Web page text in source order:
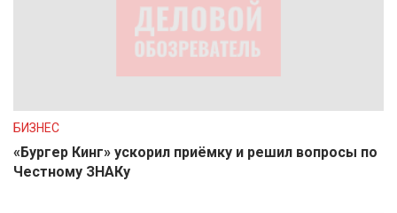
БИЗНЕС
«Бургер Кинг» ускорил приёмку и решил вопросы по
Честному ЗНАКу